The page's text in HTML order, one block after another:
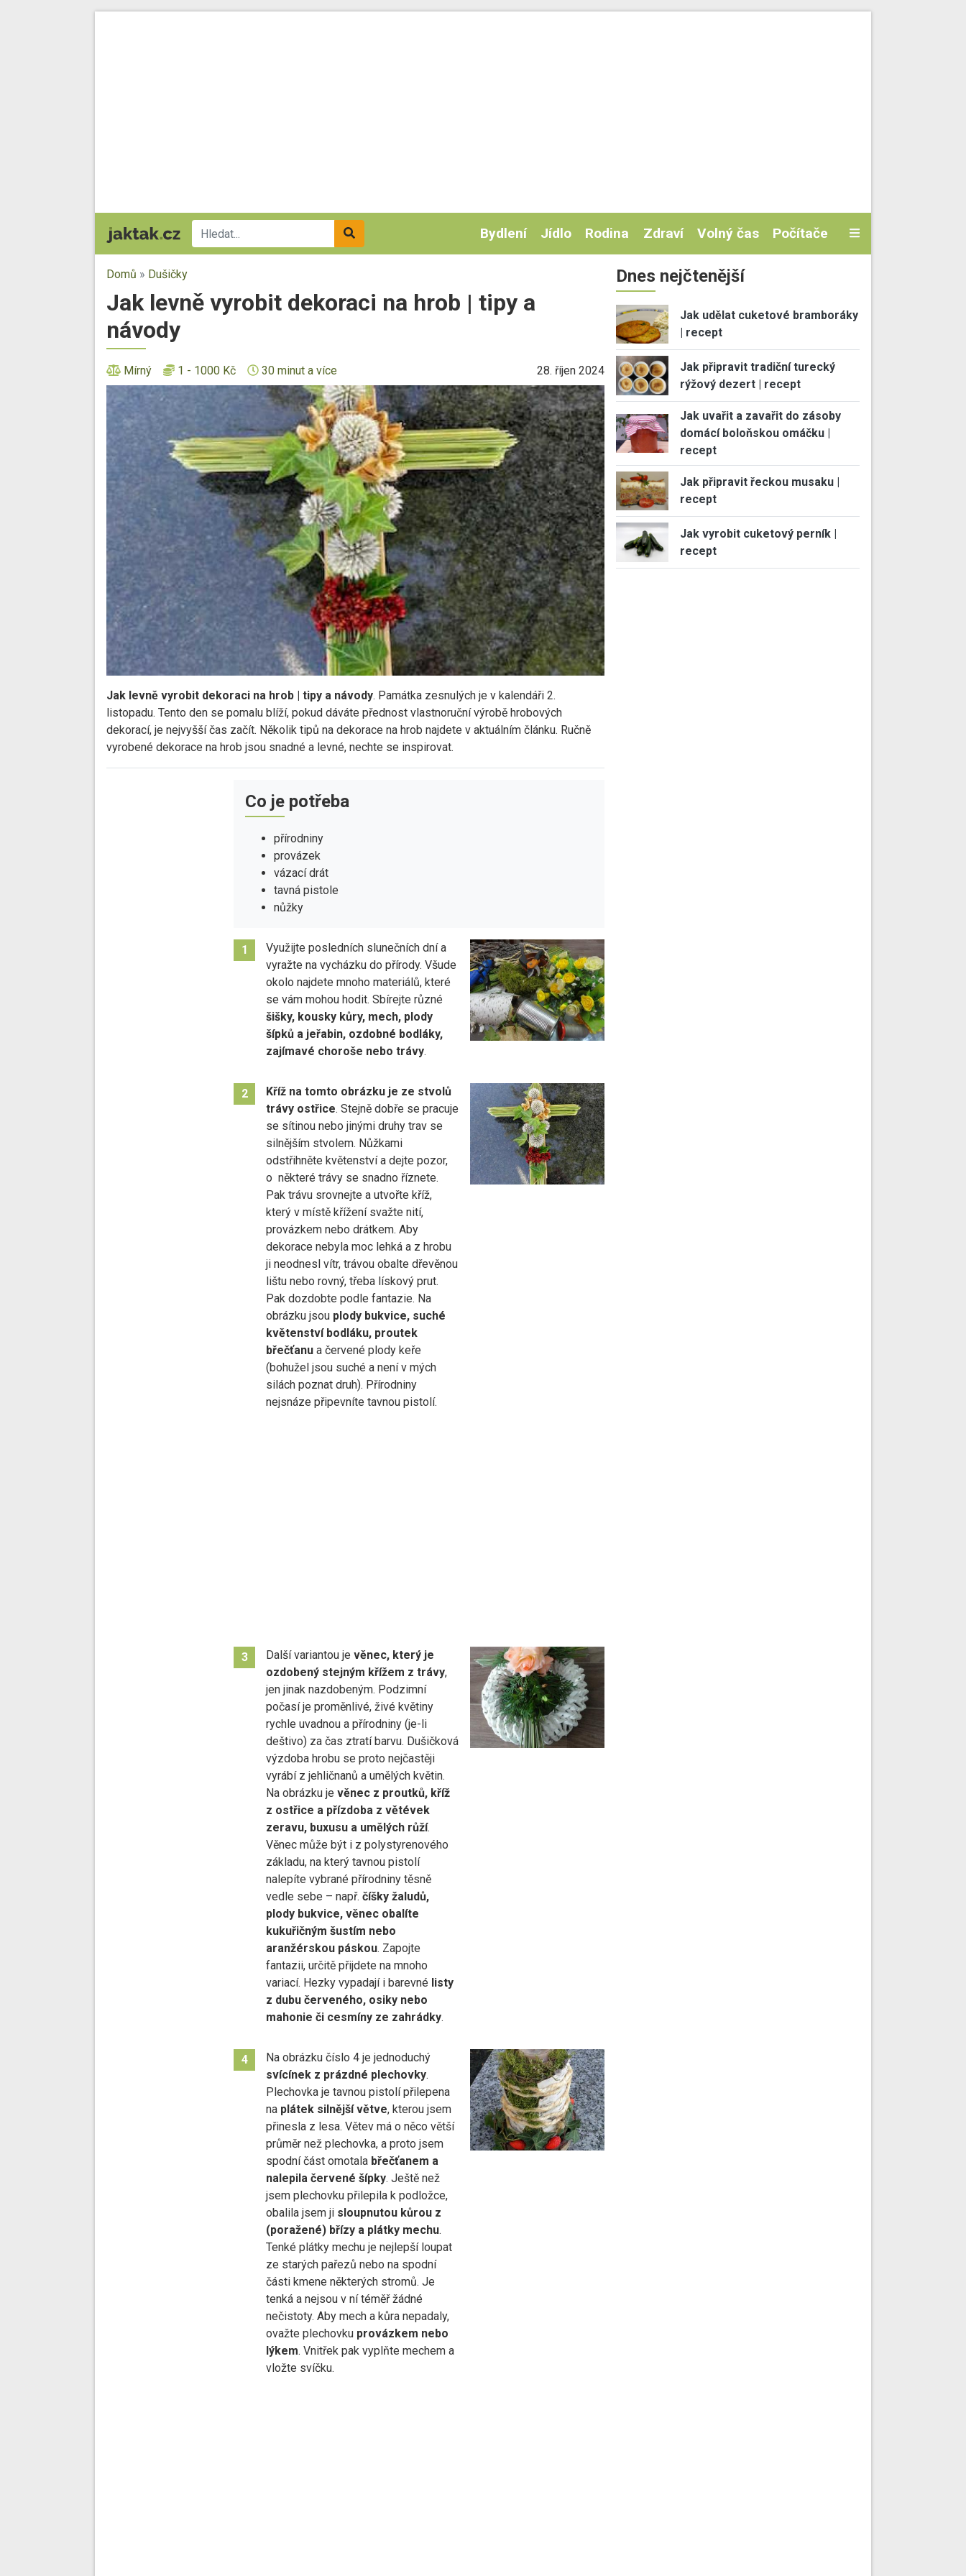
Bydlení Jídlo Rodina Zdraví Volný čas Počítače
Domů » Dušičky
Jak levně vyrobit dekoraci na hrob | tipy a
návody
Mírný 1 - 1000 Kč 30 minut a více 28. říjen 2024
Jak levně vyrobit dekoraci na hrob | tipy a návody. Památka zesnulých je v kalendáři 2.
listopadu. Tento den se pomalu blíží, pokud dáváte přednost vlastnoruční výrobě hrobových
dekorací, je nejvyšší čas začít. Několik tipů na dekorace na hrob najdete v aktuálním článku. Ručně
vyrobené dekorace na hrob jsou snadné a levné, nechte se inspirovat.
Co je potřeba
přírodniny
provázek
vázací drát
tavná pistole
nůžky
1
Využijte posledních slunečních dní a
vyražte na vycházku do přírody. Všude
okolo najdete mnoho materiálů, které
se vám mohou hodit. Sbírejte různé
šišky, kousky kůry, mech, plody
šípků a jeřabin, ozdobné bodláky,
zajímavé choroše nebo trávy.
2
Kříž na tomto obrázku je ze stvolů
trávy ostřice. Stejně dobře se pracuje
se sítinou nebo jinými druhy trav se
silnějším stvolem. Nůžkami
odstřihněte květenství a dejte pozor,
o některé trávy se snadno říznete.
Pak trávu srovnejte a utvořte kříž,
který v místě křížení svažte nití,
provázkem nebo drátkem. Aby
dekorace nebyla moc lehká a z hrobu
ji neodnesl vítr, trávou obalte dřevěnou
lištu nebo rovný, třeba lískový prut.
Pak dozdobte podle fantazie. Na
obrázku jsou plody bukvice, suché
květenství bodláku, proutek
břečťanua červené plody keře
(bohužel jsou suché a není v mých
silách poznat druh). Přírodniny
nejsnáze připevníte tavnou pistolí.
3 Další variantou je věnec, který je
ozdobený stejným křížem z trávy,
jen jinak nazdobeným. Podzimní
počasí je proměnlivé, živé květiny
rychle uvadnou a přírodniny (je-li
deštivo) za čas ztratí barvu. Dušičková
výzdoba hrobu se proto nejčastěji
vyrábí z jehličnanů a umělých květin.
Na obrázku je věnec z proutků, kříž
z ostřice a přízdoba z větévek
zeravu, buxusu a umělých růží.
Věnec může být i z polystyrenového
základu, na který tavnou pistolí
nalepíte vybrané přírodniny těsně
vedle sebe – např. číšky žaludů,
plody bukvice, věnec obalíte
kukuřičným šustím nebo
aranžérskou páskou. Zapojte
fantazii, určitě přijdete na mnoho
variací. Hezky vypadají i barevné listy
z dubu červeného, osiky nebo
mahonie či cesmíny ze zahrádky.
4
Na obrázku číslo 4 je jednoduchý
svícínek z prázdné plechovky.
Plechovka je tavnou pistolí přilepena
na plátek silnější větve, kterou jsem
přinesla z lesa. Větev má o něco větší
průměr než plechovka, a proto jsem
spodní část omotala břečťanem a
nalepila červené šípky. Ještě než
jsem plechovku přilepila k podložce,
obalila jsem ji sloupnutou kůrou z
(poražené) břízy a plátky mechu.
Tenké plátky mechu je nejlepší loupat
ze starých pařezů nebo na spodní
části kmene některých stromů. Je
tenká a nejsou v ní téměř žádné
nečistoty. Aby mech a kůra nepadaly,
ovažte plechovku provázkem nebo
lýkem. Vnitřek pak vyplňte mechem a
vložte svíčku.
Dnes nejčtenější
Jak udělat cuketové bramboráky
| recept
Jak připravit tradiční turecký
rýžový dezert | recept
Jak uvařit a zavařit do zásoby
domácí boloňskou omáčku |
recept
Jak připravit řeckou musaku |
recept
Jak vyrobit cuketový perník |
recept